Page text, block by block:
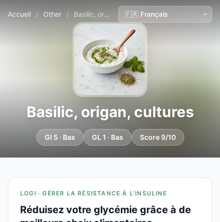
Accueil / Other / Basilic, origan, cultures
Basilic, origan, cultures
GI 5 · Bas GL 1 · Bas Score 9/10
LOGI · GÉRER LA RÉSISTANCE À L'INSULINE
Réduisez votre glycémie grâce à de